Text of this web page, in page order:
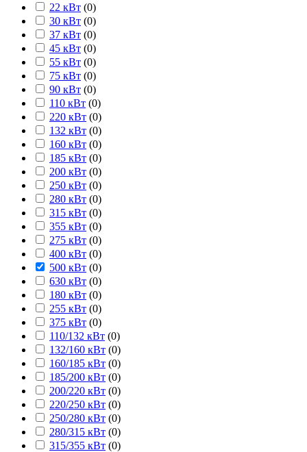
22 кВт (0)
30 кВт (0)
37 кВт (0)
45 кВт (0)
55 кВт (0)
75 кВт (0)
90 кВт (0)
110 кВт (0)
220 кВт (0)
132 кВт (0)
160 кВт (0)
185 кВт (0)
200 кВт (0)
250 кВт (0)
280 кВт (0)
315 кВт (0)
355 кВт (0)
275 кВт (0)
400 кВт (0)
500 кВт (0)
630 кВт (0)
180 кВт (0)
255 кВт (0)
375 кВт (0)
110/132 кВт (0)
132/160 кВт (0)
160/185 кВт (0)
185/200 кВт (0)
200/220 кВт (0)
220/250 кВт (0)
250/280 кВт (0)
280/315 кВт (0)
315/355 кВт (0)